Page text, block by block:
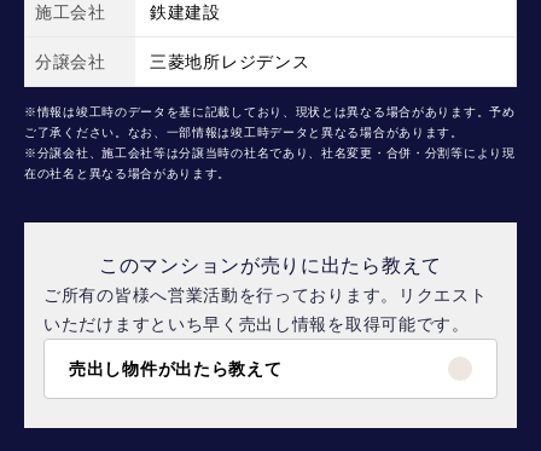
施工会社 鉄建建設
分譲会社 三菱地所レジデンス
※情報は竣工時のデータを基に記載しており、現状とは異なる場合があります。予め
ご了承ください。なお、一部情報は竣工時データと異なる場合があります。
※分譲会社、施工会社等は分譲当時の社名であり、社名変更・合併・分割等により現
在の社名と異なる場合があります。
このマンションが売りに出たら教えて
ご所有の皆様へ営業活動を行っております。リクエスト
いただけますといち早く売出し情報を取得可能です。
売出し物件が出たら教えて